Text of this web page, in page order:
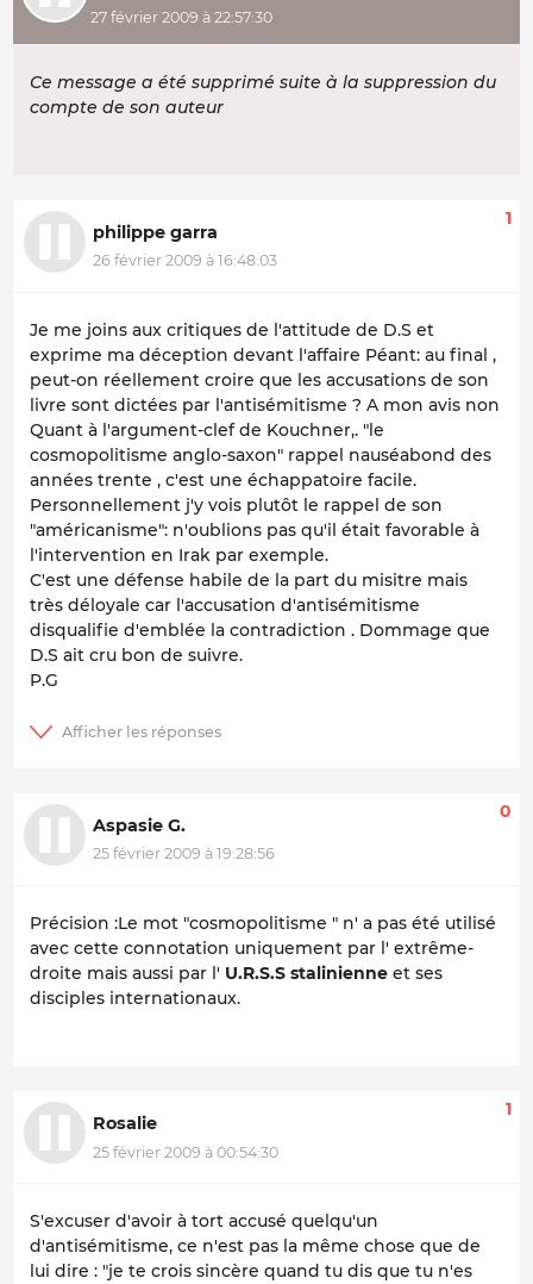
27 février 2009 à 22:57:30
Ce message a été supprimé suite à la suppression du
compte de son auteur
philippe garra
26 février 2009 à 16:48:03
1
Je me joins aux critiques de l'attitude de D.S et
exprime ma déception devant l'affaire Péant: au final ,
peut-on réellement croire que les accusations de son
livre sont dictées par l'antisémitisme ? A mon avis non
Quant à l'argument-clef de Kouchner,. "le
cosmopolitisme anglo-saxon" rappel nauséabond des
années trente , c'est une échappatoire facile.
Personnellement j'y vois plutôt le rappel de son
"américanisme": n'oublions pas qu'il était favorable à
l'intervention en Irak par exemple.
C'est une défense habile de la part du misitre mais
très déloyale car l'accusation d'antisémitisme
disqualifie d'emblée la contradiction . Dommage que
D.S ait cru bon de suivre.
P.G
Aspasie G.
25 février 2009 à 19:28:56
0
Précision :Le mot "cosmopolitisme " n' a pas été utilisé
avec cette connotation uniquement par l' extrême-
droite mais aussi par l' U.R.S.S stalinienne et ses
disciples internationaux.
Rosalie
25 février 2009 à 00:54:30
1
S'excuser d'avoir à tort accusé quelqu'un
d'antisémitisme, ce n'est pas la même chose que de
lui dire : "je te crois sincère quand tu dis que tu n'es